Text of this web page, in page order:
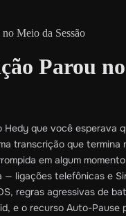
Meio da Sessão
Parou
Hedy que você esperava
transcrição que termina
em algum
— ligações telefônicas e
regras agressivas de
e o recurso Auto-Pause